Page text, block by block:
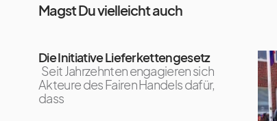
Magst Du vielleicht auch
Die Initiative Lieferkettengesetz
Seit Jahrzehnten engagieren sich
Akteure des Fairen Handels dafür,
dass